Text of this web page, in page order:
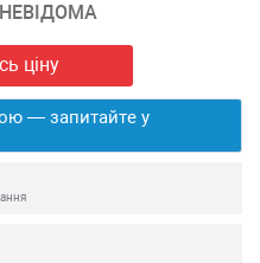
ціну
— запитайте у